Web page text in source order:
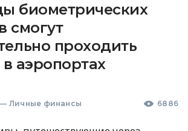
биометрических
смогут
проходить
аэропортах
— Личные финансы 6886